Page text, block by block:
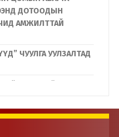
ДОТООДЫН
АМЖИЛТТАЙ
ЧУУЛГА УУЛЗАЛТАД
Иргэдийн
үйл